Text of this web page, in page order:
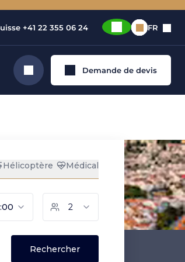
+41 22 355 06 24 FR
Rechercher Demande de devis